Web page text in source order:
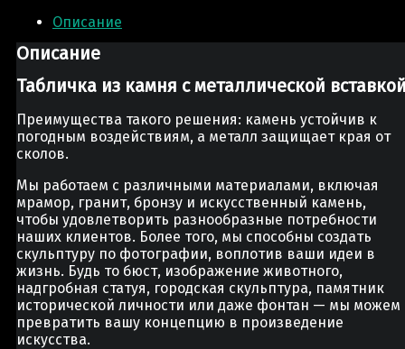
Описание
Описание
Табличка из камня с металлической
Преимущества такого решения: камень устойчив к
погодным воздействиям, а металл защищает края от
сколов.
Мы работаем с различными материалами, включая
мрамор, гранит, бронзу и искусственный камень,
чтобы удовлетворить разнообразные потребности
наших клиентов. Более того, мы способны создать
скульптуру по фотографии, воплотив ваши идеи в
жизнь. Будь то бюст, изображение животного,
надгробная статуя, городская скульптура, памятник
исторической личности или даже фонтан — мы можем
превратить вашу концепцию в произведение
искусства.